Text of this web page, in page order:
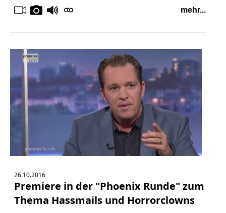
mehr...
26.10.2016
Premiere in der "Phoenix Runde" zum
Thema Hassmails und Horrorclowns
Ebay
Google
Haftung
Influencer
Instagram
Internetrecht
Markenrecht
Meinungsfreiheit
Persönlichkeitsrecht
Print
Radio
Sportwetten
TV